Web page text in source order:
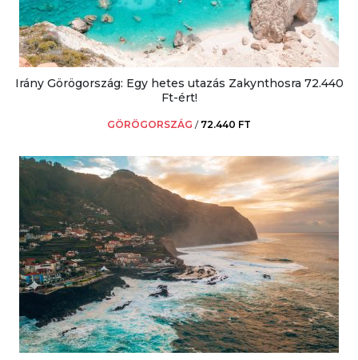
Irány Görögország: Egy hetes utazás Zakynthosra 72.440
Ft-ért!
GÖRÖGORSZÁG / 72.440 FT